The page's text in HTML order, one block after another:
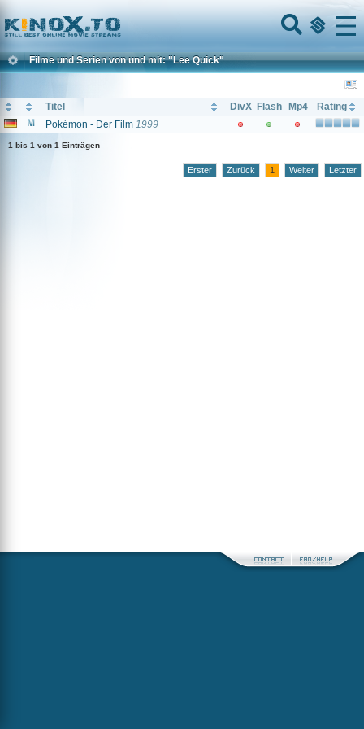
Home
Menu
Filme und Serien von und mit: "Lee Quick"
Titel DivX Flash Mp4
Rating
Pokémon - Der Film 1999
1 bis 1 von 1 Einträgen
Erster Zurück 1 Weiter Letzter